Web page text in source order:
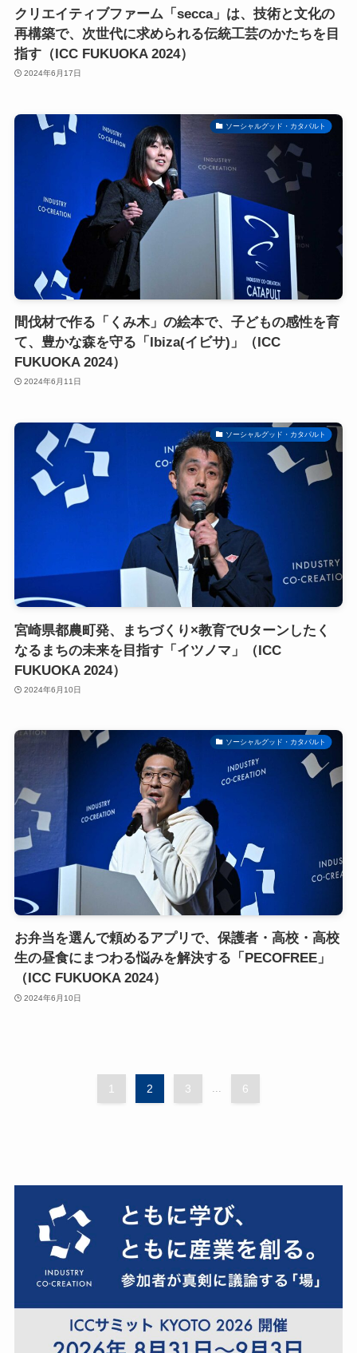
クリエイティブファーム「secca」は、技術と文化の
再構築で、次世代に求められる伝統工芸のかたちを目
指す（ICC FUKUOKA 2024）
2024年6月17日
ソーシャルグッド・カタパルト
間伐材で作る「くみ木」の絵本で、子どもの感性を育
て、豊かな森を守る「Ibiza(イビサ)」（ICC
FUKUOKA 2024）
2024年6月11日
ソーシャルグッド・カタパルト
宮崎県都農町発、まちづくり×教育でUターンしたく
なるまちの未来を目指す「イツノマ」（ICC
FUKUOKA 2024）
2024年6月10日
ソーシャルグッド・カタパルト
お弁当を選んで頼めるアプリで、保護者・高校・高校
生の昼食にまつわる悩みを解決する「PECOFREE」
（ICC FUKUOKA 2024）
2024年6月10日
1 2 3 ... 6